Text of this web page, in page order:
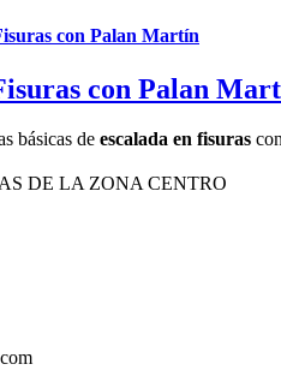
con Palan Martín
con Palan
básicas de escalada en fisuras
DE LA ZONA CENTRO